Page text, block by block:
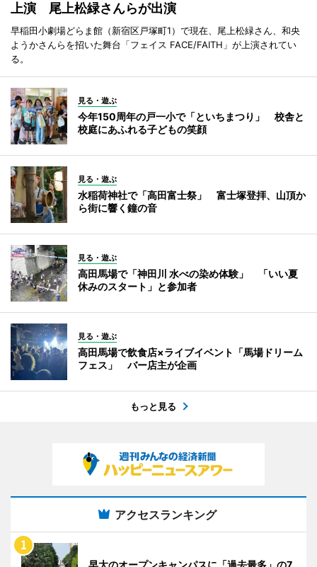
上演 尾上松緑さんらが出演
早稲田小劇場どらま館（新宿区戸塚町1）で現在、尾上松緑さん、和央
ようかさんらを招いた舞台「フェイス FACE/FAITH」が上演されてい
る。
見る・遊ぶ
今年150周年の戸一小で「といちまつり」 校舎と
校庭にあふれる子どもの笑顔
見る・遊ぶ
水稲荷神社で「高田富士祭」 富士塚登拝、山頂か
ら街に響く鐘の音
見る・遊ぶ
高田馬場で「神田川 水べの染め体験」 「いい夏
休みのスタート」と参加者
見る・遊ぶ
高田馬場で飲食店×ライブイベント「馬場ドリーム
フェス」 バー店主が企画
もっと見る
アクセスランキング
早大のオープンキャンパスに「過去最多」の7